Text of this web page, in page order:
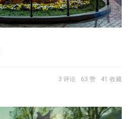
3 评论 63 赞 41 收藏